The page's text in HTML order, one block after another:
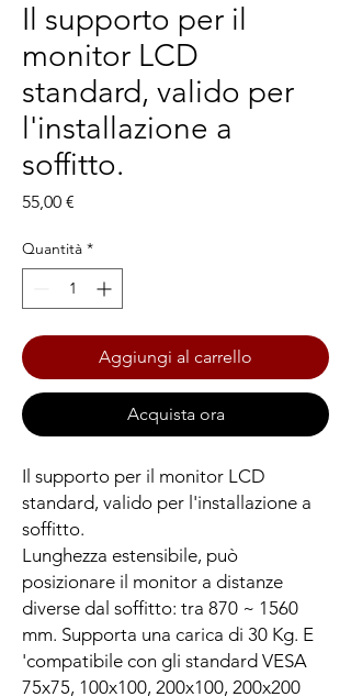
Il supporto per il
monitor LCD
standard, valido per
l'installazione a
soffitto.
55,00 €
Quantità *
Aggiungi al carrello
Acquista ora
Il supporto per il monitor LCD
standard, valido per l'installazione a
soffitto.
Lunghezza estensibile, può
posizionare il monitor a distanze
diverse dal soffitto: tra 870 ~ 1560
mm. Supporta una carica di 30 Kg. E
'compatibile con gli standard VESA
75x75, 100x100, 200x100, 200x200